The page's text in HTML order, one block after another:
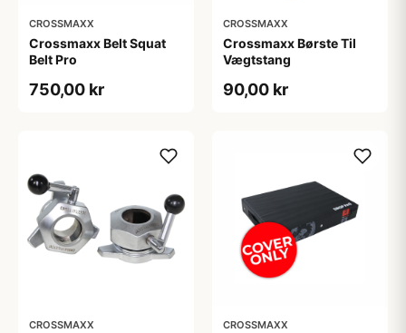
CROSSMAXX
Crossmaxx Belt Squat
Belt Pro
750,00 kr
CROSSMAXX
Crossmaxx Børste Til
Vægtstang
90,00 kr
CROSSMAXX CROSSMAXX